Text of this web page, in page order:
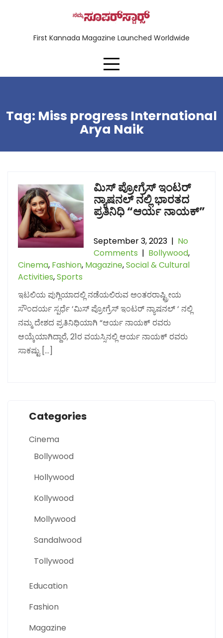
First Kannada Magazine Launched Worldwide
Tag: Miss progress International
Arya Naik
ಮಿಸ್ ಪ್ರೋಗ್ರೆಸ್ ಇಂಟರ್
ನ್ಯಾಷನಲ್ ನಲ್ಲಿ ಭಾರತದ
ಪ್ರತಿನಿಧಿ “ಆರ್ಯ ನಾಯಕ್”
September 3, 2023 | No
Comments | Bollywood,
Cinema, Fashion, Magazine,Social & Cultural
Activities,Sports
ಇಟಲಿಯ ಪುಗ್ಲಿಯಾದಲ್ಲಿ ನಡೆಯಲಿರುವ ಅಂತರರಾಷ್ಟ್ರೀಯ
ಸೌಂದರ್ಯ ಸ್ಪರ್ಧೆ ‘ಮಿಸ್ ಪ್ರೋಗ್ರೆಸ್ ಇಂಟರ್ ನ್ಯಾಷನಲ್ ‘ ನಲ್ಲಿ
ನಮ್ಮ ದೇಶದ ಪ್ರತಿನಿಧಿಯಾಗಿ “ಆರ್ಯ ನಾಯಕ್ ರವರು
ಆಯ್ಕೆಯಾಗಿದ್ದಾರೆ, 21ರ ವಯಸ್ಸಿನಲ್ಲಿ ಆರ್ಯ ನಾಯಕ್ ರವರು
ಸಾಕಷ್ಟು […]
Categories
Cinema
Bollywood
Hollywood
Kollywood
Mollywood
Sandalwood
Tollywood
Education
Fashion
Magazine